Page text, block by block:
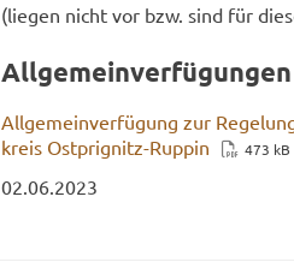
(lie­gen nicht vor bzw. sind für
All­ge­mein­ver­fü­gun­gen
All­ge­mein­ver­fü­gung zur
kreis Ostprignitz-​Ruppin
473 kB
02.06.2023